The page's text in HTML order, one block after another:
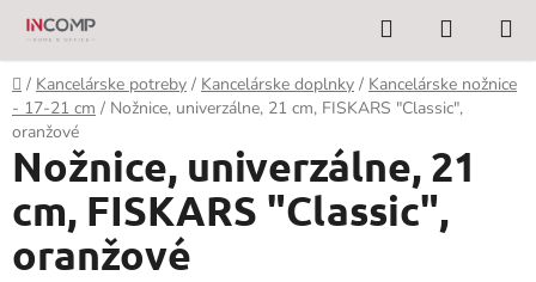
Prejsť
obsah
Hľadať
KOŠÍK
Domov
/ Kancelárske potreby / Kancelárske doplnky / Kancelárske nožnice
- 17-21 cm / Nožnice, univerzálne, 21 cm, FISKARS "Classic",
oranžové
Nožnice, univerzálne, 21
cm, FISKARS "Classic",
oranžové